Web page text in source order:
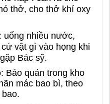
thở, cho thở khí oxy
uống nhiều nước,
vật gì vào họng khi
Bác sỹ.
Bảo quản trong kho
mác bao bì, theo